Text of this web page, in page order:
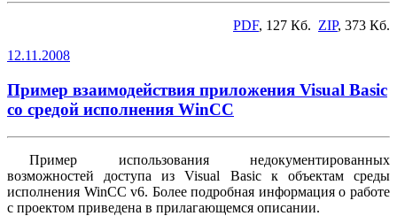
PDF, 127 Кб. ZIP, 373 Кб.
12.11.2008
Пример взаимодействия приложения Visual Basic
со средой исполнения WinCC
Пример использования недокументированных
возможностей доступа из Visual Basic к объектам среды
исполнения WinCC v6. Более подробная информация о работе
с проектом приведена в прилагающемся описании.